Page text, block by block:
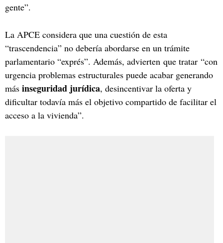
gente”.
La APCE considera que una cuestión de esta
“trascendencia” no debería abordarse en un trámite
parlamentario “exprés”. Además, advierten que tratar “con
urgencia problemas estructurales puede acabar generando
más inseguridad jurídica, desincentivar la oferta y
dificultar todavía más el objetivo compartido de facilitar el
acceso a la vivienda”.